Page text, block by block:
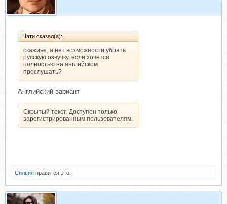
Нати сказал(а):
скажиье, а нет возможности убрать
русскую озвучку, если хочется
полностью на английском
прослушать?
Английский вариант
Скрытый текст. Доступен только
зарегистрированным пользователям.
Силвия нравится это.